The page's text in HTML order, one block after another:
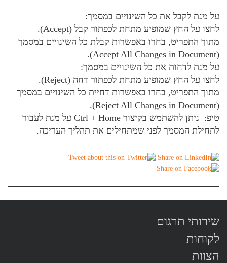
על מנת לקבל את כל השינויים במסמך:
לחצו על החץ שמופיע מתחת לכפתור קבל (Accept).
מתוך התפריט, בחרו באפשרות קבלת כל השינויים במסמך
(Accept All Changes in Document).
על מנת לדחות את כל השינויים במסמך:
לחצו על החץ שמופיע מתחת לכפתור דחה (Reject).
מתוך התפריט, בחרו באפשרות דחיית כל השינויים במסמך
(Reject All Changes in Document).
טיפ: ניתן להשתמש בקיצור Ctrl + Home על מנת לעבור
לתחילת המסמך לפני שמתחילים את תהליך העריכה.
שירותי תרגום
לקוחות
הצוות